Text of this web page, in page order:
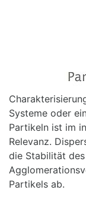
Systeme oder
Partikeln ist im
Relevanz.
die Stabilität
Partikels ab.